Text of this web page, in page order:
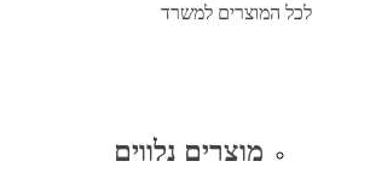
לכל המוצרים למשרד
מוצרים נלווים